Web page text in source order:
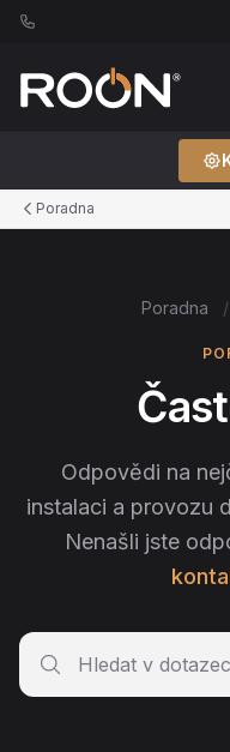
Poradna
Poradna /
Odpovědi na
instalaci a provozu
Nenašli jste